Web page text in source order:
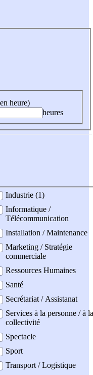
heure)
heures
Industrie (1)
Informatique /
Télécommunication
Installation / Maintenance
Marketing / Stratégie
commerciale
Ressources Humaines
Santé
Secrétariat / Assistanat
Services à la personne / à la
collectivité
Spectacle
Sport
Transport / Logistique